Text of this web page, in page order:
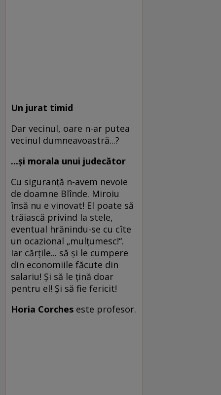
Un jurat timid
Dar vecinul, oare n-ar putea
vecinul dumneavoastră...?
...şi morala unui judecător
Cu siguranţă n-avem nevoie
de doamne Blînde. Miroiu
însă nu e vinovat! El poate să
trăiască privind la stele,
eventual hrănindu-se cu cîte
un ocazional „mulţumesc!“.
Iar cărţile... să şi le cumpere
din economiile făcute din
salariu! Şi să le ţină doar
pentru el! Şi să fie fericit!
Horia Corches este profesor.